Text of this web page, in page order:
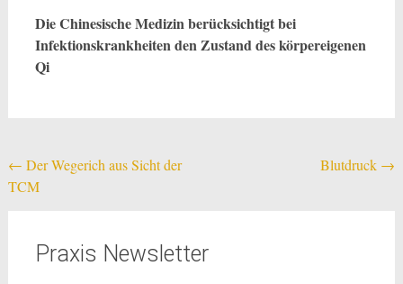
Die Chinesische Medizin berücksichtigt bei
Infektionskrankheiten den Zustand des körpereigenen
Qi
Beitragsnavigation
← Der Wegerich aus Sicht der
TCM
Blutdruck →
Praxis Newsletter